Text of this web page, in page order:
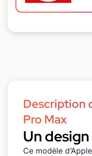
Description
Pro Max
Un
Ce modèle